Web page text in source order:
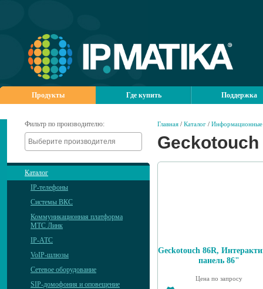
Продукты Где купить Поддержка
Фильтр по производителю:
Каталог
IP-телефоны
Системы ВКС
Коммуникационная платформа
МТС Линк
IP-АТС
VoIP-шлюзы
Сетевое оборудование
SIP-домофония и оповещение
Главная / Каталог / Информационные
Geckotouch 86R,
панель 86"
Цена по запросу